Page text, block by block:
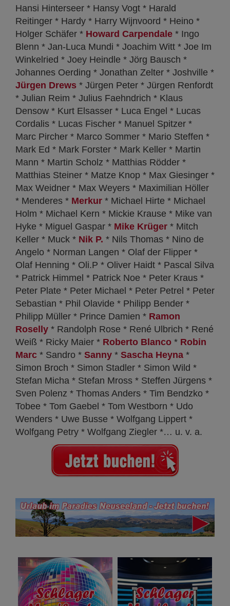
Hansi Hinterseer * Hansy Vogt * Harald
Reitinger * Hardy * Harry Wijnvoord * Heino *
Holger Schäfer * Howard Carpendale * Ingo
Blenn * Jan-Luca Mundi * Joachim Witt * Joe Im
Winkelried * Joey Heindle * Jörg Bausch *
Johannes Oerding * Jonathan Zelter * Joshville *
Jürgen Drews * Jürgen Peter * Jürgen Renfordt
* Julian Reim * Julius Faehndrich * Klaus
Densow * Kurt Elsasser * Luca Engel * Lucas
Cordalis * Lucas Fischer * Manuel Spitzer *
Marc Pircher * Marco Sommer * Mario Steffen *
Mark Ed * Mark Forster * Mark Keller * Martin
Mann * Martin Scholz * Matthias Rödder *
Matthias Steiner * Matze Knop * Max Giesinger *
Max Weidner * Max Weyers * Maximilian Höller
* Menderes * Merkur * Michael Hirte * Michael
Holm * Michael Kern * Mickie Krause * Mike van
Hyke * Miguel Gaspar * Mike Krüger * Mitch
Keller * Muck * Nik P. * Nils Thomas * Nino de
Angelo * Norman Langen * Olaf der Flipper *
Olaf Henning * Oli.P * Oliver Haidt * Pascal Silva
* Patrick Himmel * Patrick Noe * Peter Kraus *
Peter Plate * Peter Michael * Peter Petrel * Peter
Sebastian * Phil Olavide * Philipp Bender *
Philipp Müller * Prince Damien * Ramon
Roselly * Randolph Rose * René Ulbrich * René
Weiß * Ricky Maier * Roberto Blanco * Robin
Marc * Sandro * Sanny * Sascha Heyna *
Simon Broch * Simon Stadler * Simon Wild *
Stefan Micha * Stefan Mross * Steffen Jürgens *
Sven Polenz * Thomas Anders * Tim Bendzko *
Tobee * Tom Gaebel * Tom Westborn * Udo
Wenders * Uwe Busse * Wolfgang Lippert *
Wolfgang Petry * Wolfgang Ziegler *… u. v. a.